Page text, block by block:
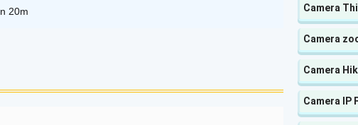
20m
Camera
Camera
Camera
Camera IP